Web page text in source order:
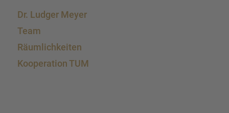
Dr. Ludger Meyer
Team
Räumlich­kei­ten
Koope­ra­tion TUM